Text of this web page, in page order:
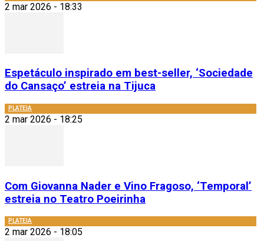
2 mar 2026 - 18:33
Espetáculo inspirado em best-seller, ‘Sociedade
do Cansaço’ estreia na Tijuca
PLATEIA
2 mar 2026 - 18:25
Com Giovanna Nader e Vino Fragoso, ‘Temporal’
estreia no Teatro Poeirinha
PLATEIA
2 mar 2026 - 18:05